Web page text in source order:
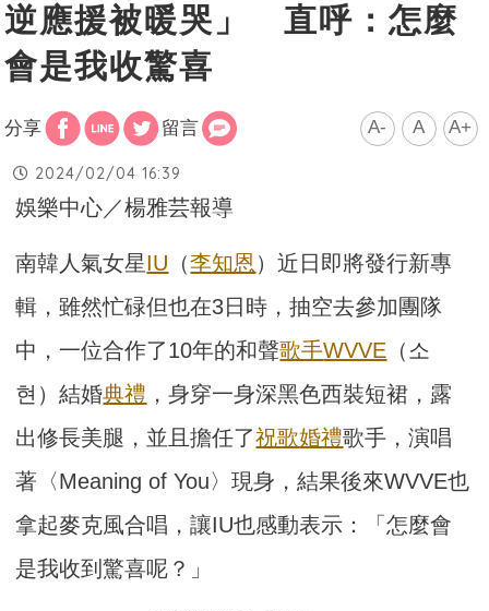
逆應援被暖哭」 直呼：怎麼
會是我收驚喜
分享 留言 A- A A+
2024/02/04 16:39
娛樂中心／楊雅芸報導
南韓人氣女星IU （李知恩 ）近日即將發行新專
輯，雖然忙碌但也在3日時，抽空去參加團隊
中，一位合作了10年的和聲歌手WVVE （소
현）結婚典禮 ，身穿一身深黑色西裝短裙，露
出修長美腿，並且擔任了祝歌婚禮歌手，演唱
著〈Meaning of You〉現身，結果後來WVVE也
拿起麥克風合唱，讓IU也感動表示：「怎麼會
是我收到驚喜呢？」